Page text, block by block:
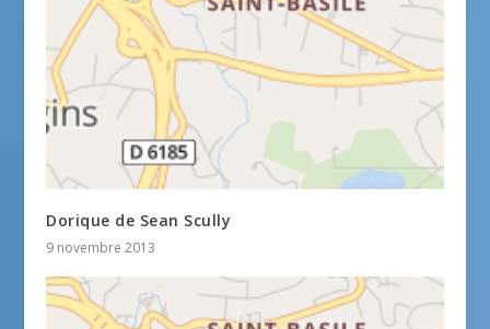
Dorique de Sean Scully
9 novembre 2013